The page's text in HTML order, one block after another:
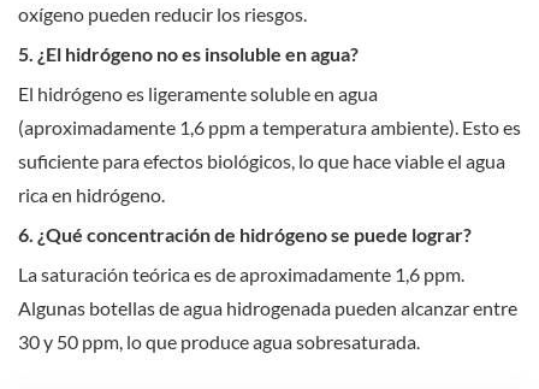
oxígeno pueden reducir los riesgos.
5. ¿El hidrógeno no es insoluble en agua?
El hidrógeno es ligeramente soluble en agua
(aproximadamente 1,6 ppm a temperatura ambiente). Esto es
suficiente para efectos biológicos, lo que hace viable el agua
rica en hidrógeno.
6. ¿Qué concentración de hidrógeno se puede lograr?
La saturación teórica es de aproximadamente 1,6 ppm.
Algunas botellas de agua hidrogenada pueden alcanzar entre
30 y 50 ppm, lo que produce agua sobresaturada.